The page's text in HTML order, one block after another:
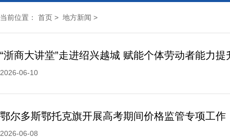
当前位置： 首页 > 地方新闻 >
“浙商大讲堂”走进绍兴越城 赋能个体劳动者能力提
2026-06-10
鄂尔多斯鄂托克旗开展高考期间价格监管专项工作
2026-06-08